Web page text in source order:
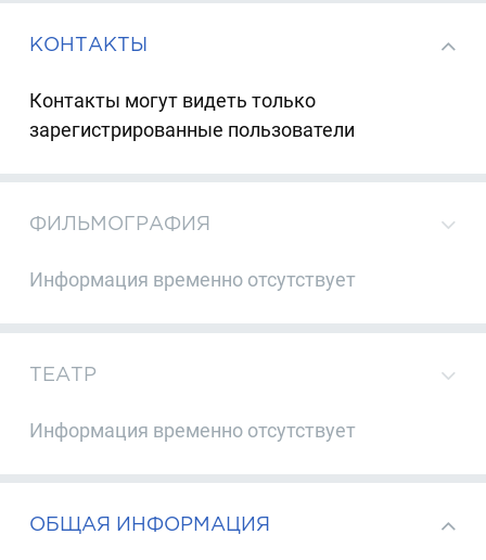
КОНТАКТЫ
Контакты могут видеть только
зарегистрированные пользователи
ФИЛЬМОГРАФИЯ
Информация временно отсутствует
ТЕАТР
Информация временно отсутствует
ОБЩАЯ ИНФОРМАЦИЯ